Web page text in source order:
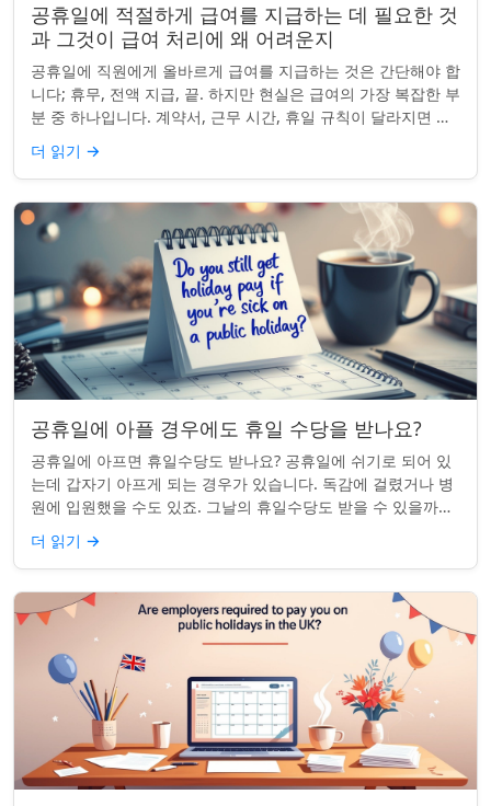
공휴일에 적절하게 급여를 지급하는 데 필요한 것
과 그것이 급여 처리에 왜 어려운지
공휴일에 직원에게 올바르게 급여를 지급하는 것은 간단해야 합
니다; 휴무, 전액 지급, 끝. 하지만 현실은 급여의 가장 복잡한 부
분 중 하나입니다. 계약서, 근무 시간, 휴일 규칙이 달라지면 하
나의 공휴일이 준수 문제...
더 읽기 →
공휴일에 아플 경우에도 휴일 수당을 받나요?
공휴일에 아프면 휴일수당도 받나요? 공휴일에 쉬기로 되어 있
는데 갑자기 아프게 되는 경우가 있습니다. 독감에 걸렸거나 병
원에 입원했을 수도 있죠. 그날의 휴일수당도 받을 수 있을까요?
이는 흔한 질문이며, 답변은 주...
더 읽기 →